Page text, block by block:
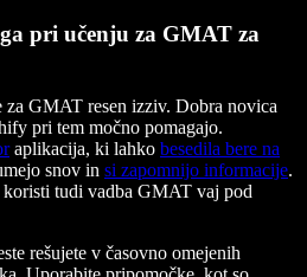
pri učenju za GMAT za
za GMAT resen izziv. Dobra novica
pri tem močno pomagajo.
aplikacija, ki lahko besedila bere na
snov in si zapomnijo informacije.
tudi vadba GMAT vaj pod
rešujete v časovno omejenih